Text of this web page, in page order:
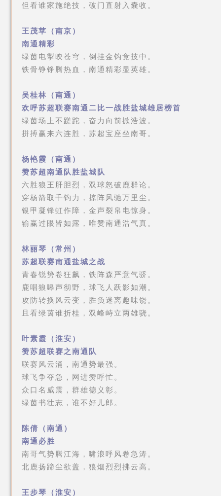
但看谁家施绝技，破门直射入囊收。
王茂苹（南京）
南通精彩
绿茵电掣映苍穹，倒挂金钩竞技中。
铁骨铮铮腾热血，南通精彩显英雄。
吴桂林（南通）
欢呼苏超联赛南通二比一战胜盐城雄居榜首
绿茵场上不蹉跎，奋力向前掀浩波。
拼搏赢来六连胜，苏超宝座坐南哥。
杨艳霞（南通）
赞苏超南通队胜盐城队
六胜狼王肝胆烈，双球怒破鹿群论。
穿杨箭取千钧力，掠阵风驰万里尘。
银甲凝锋虹作障，金声裂帛电惊身。
输赢过眼皆如露，唯赞南通浩气真。
林丽琴（常州）
苏超联赛南通盐城之战
青春锐势卷狂飙，铁阵森严意气骄。
鹿唱狼嗥声彻野，球飞人跃影如潮。
攻防转换风云变，胜负迷离趣味饶。
且看绿茵谁折桂，双峰峙立两雄骁。
叶素霞（淮安）
赞苏超联赛之南通队
联赛风云涌，南通势最强。
球飞争夺急，网进赞呼忙。
众口名威震，群雄德义彰。
绿茵书壮志，谁不好儿郎。
陈倩（南通）
南通必胜
南哥气势腾江海，啸浪呼风卷急涛。
北鹿扬蹄尘欲盖，狼烟烈烈拂云高。
王步琴（淮安）